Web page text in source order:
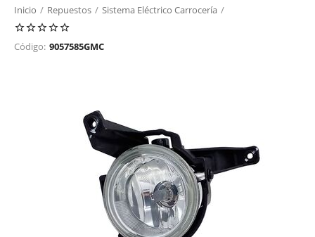
Inicio / Repuestos / Sistema Eléctrico Carrocería /
Iluminacion Exterior Delantera
Código: 9057585GMC